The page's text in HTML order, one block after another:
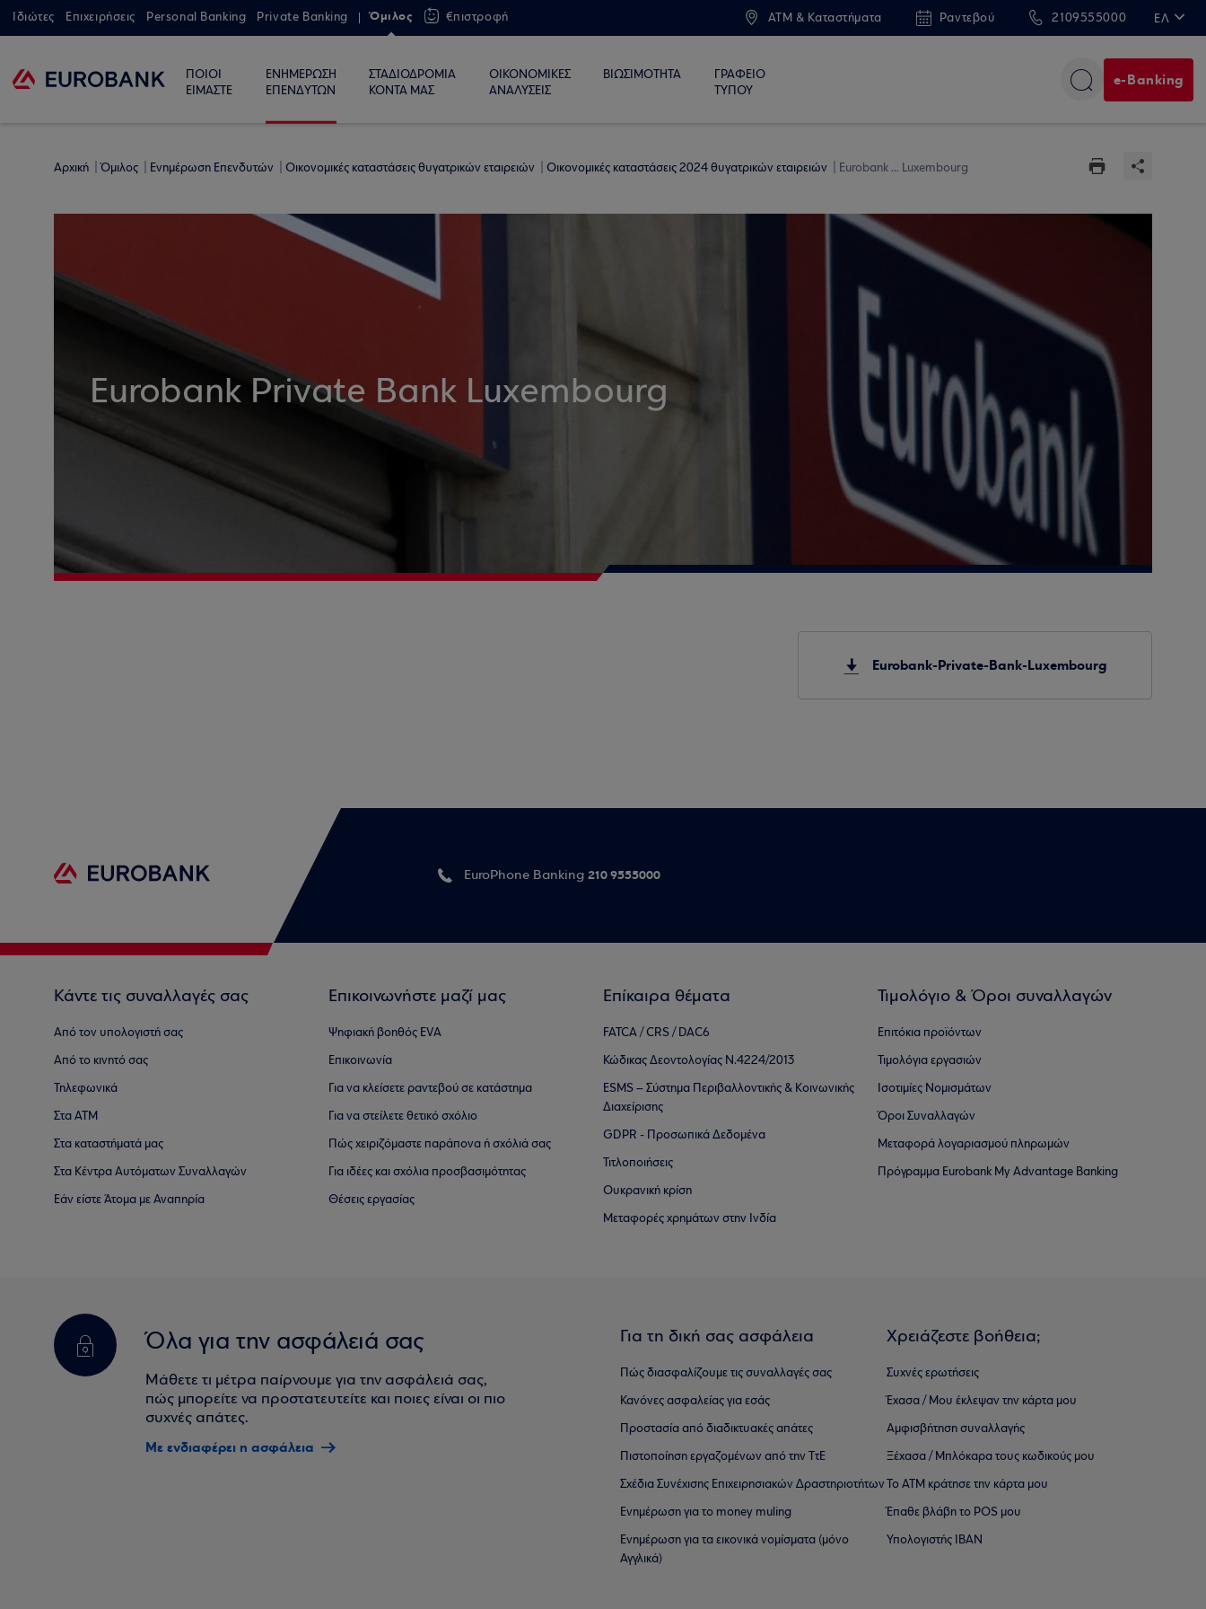
Ιδιώτες Επιχειρήσεις Personal Banking Private Banking Όμιλος €πιστροφή ATM & Καταστήματα Ραντεβού 2109555000 ΕΛ
ΠΟΙΟΙ
ΕΙΜΑΣΤΕ
ΕΝΗΜΕΡΩΣΗ
ΕΠΕΝΔΥΤΩΝ
ΣΤΑΔΙΟΔΡΟΜΙΑ
ΚΟΝΤΑ ΜΑΣ
ΟΙΚΟΝΟΜΙΚΕΣ
ΑΝΑΛΥΣΕΙΣ
ΒΙΩΣΙΜΟΤΗΤΑ
ΓΡΑΦΕΙΟ
ΤΥΠΟΥ
e-Banking
Αρχική Όμιλος Ενημέρωση Επενδυτών Οικονομικές καταστάσεις θυγατρικών εταιρειών Οικονομικές καταστάσεις 2024 θυγατρικών εταιρειών Eurobank ... Luxembourg
Eurobank Private Bank Luxembourg
Eurobank-Private-Bank-Luxembourg
EuroPhone Banking 210 9555000
Κάντε τις συναλλαγές σας
Από τον υπολογιστή σας
Από το κινητό σας
Τηλεφωνικά
Στα ΑΤΜ
Στα καταστήματά μας
Στα Κέντρα Αυτόματων Συναλλαγών
Εάν είστε Άτομα με Αναπηρία
Επικοινωνήστε μαζί μας
Ψηφιακή βοηθός EVA
Επικοινωνία
Για να κλείσετε ραντεβού σε κατάστημα
Για να στείλετε θετικό σχόλιο
Πώς χειριζόμαστε παράπονα ή σχόλιά σας
Για ιδέες και σχόλια προσβασιμότητας
Θέσεις εργασίας
Επίκαιρα θέματα
FATCA / CRS / DAC6
Κώδικας Δεοντολογίας Ν.4224/2013
ESMS – Σύστημα Περιβαλλοντικής & Κοινωνικής
Διαχείρισης
GDPR - Προσωπικά Δεδομένα
Τιτλοποιήσεις
Ουκρανική κρίση
Μεταφορές χρημάτων στην Ινδία
Τιμολόγιο & Όροι συναλλαγών
Επιτόκια προϊόντων
Τιμολόγια εργασιών
Ισοτιμίες Νομισμάτων
Όροι Συναλλαγών
Μεταφορά λογαριασμού πληρωμών
Πρόγραμμα Eurobank My Advantage Banking
Όλα για την ασφάλειά σας
Μάθετε τι μέτρα παίρνουμε για την ασφάλειά σας,
πώς μπορείτε να προστατευτείτε και ποιες είναι οι πιο
συχνές απάτες.
Με ενδιαφέρει η ασφάλεια
Για τη δική σας ασφάλεια
Πώς διασφαλίζουμε τις συναλλαγές σας
Κανόνες ασφαλείας για εσάς
Προστασία από διαδικτυακές απάτες
Πιστοποίηση εργαζομένων από την ΤτΕ
Σχέδια Συνέχισης Επιχειρησιακών ∆ραστηριοτήτων
Ενημέρωση για το money muling
Ενημέρωση για τα εικονικά νομίσματα (μόνο
Αγγλικά)
Χρειάζεστε βοήθεια;
Συχνές ερωτήσεις
Έχασα / Μου έκλεψαν την κάρτα μου
Αμφισβήτηση συναλλαγής
Ξέχασα / Μπλόκαρα τους κωδικούς μου
Το ΑΤΜ κράτησε την κάρτα μου
Έπαθε βλάβη το POS μου
Υπολογιστής IBAN